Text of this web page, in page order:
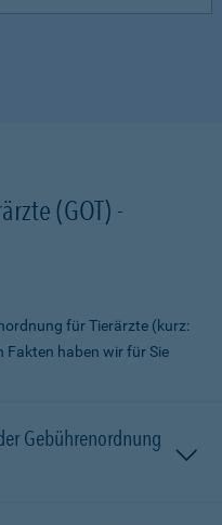
(GOT) -
für Tierärzte (kurz:
Fakten haben wir für Sie
Gebührenordnung